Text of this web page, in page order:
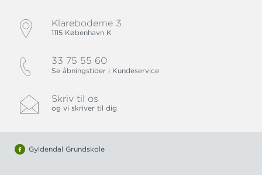
Klareboderne 3
1115 København K
33 75 55 60
Se åbningstider i Kundeservice
Skriv til os
og vi skriver til dig
Gyldendal Grundskole